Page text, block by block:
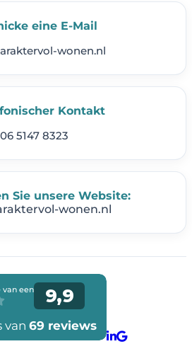
eine E-Mail
wonen.nl
Kontakt
06 5147 8323
Sie unsere Website:
wonen.nl